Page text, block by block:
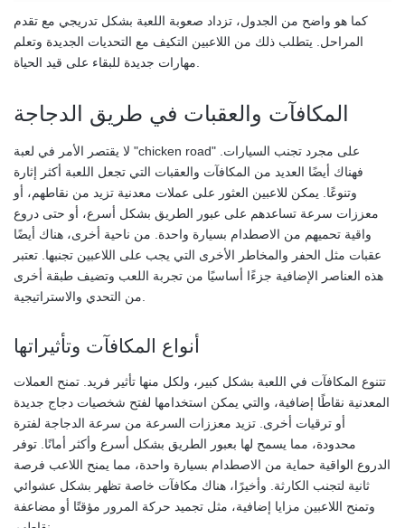
كما هو واضح من الجدول، تزداد صعوبة اللعبة بشكل تدريجي مع تقدم
المراحل. يتطلب ذلك من اللاعبين التكيف مع التحديات الجديدة وتعلم
المكافآت والعقبات في طريق الدجاجة
لا يقتصر الأمر في لعبة "chicken road" على مجرد تجنب السيارات.
فهناك أيضًا العديد من المكافآت والعقبات التي تجعل اللعبة أكثر إثارة
وتنوعًا. يمكن للاعبين العثور على عملات معدنية تزيد من نقاطهم، أو
معززات سرعة تساعدهم على عبور الطريق بشكل أسرع، أو حتى دروع
واقية تحميهم من الاصطدام بسيارة واحدة. من ناحية أخرى، هناك أيضًا
عقبات مثل الحفر والمخاطر الأخرى التي يجب على اللاعبين تجنبها. تعتبر
هذه العناصر الإضافية جزءًا أساسيًا من تجربة اللعب وتضيف طبقة أخرى
أنواع المكافآت وتأثيراتها
تتنوع المكافآت في اللعبة بشكل كبير، ولكل منها تأثير فريد. تمنح العملات
المعدنية نقاطًا إضافية، والتي يمكن استخدامها لفتح شخصيات دجاج جديدة
أو ترقيات أخرى. تزيد معززات السرعة من سرعة الدجاجة لفترة
محدودة، مما يسمح لها بعبور الطريق بشكل أسرع وأكثر أمانًا. توفر
الدروع الواقية حماية من الاصطدام بسيارة واحدة، مما يمنح اللاعب فرصة
ثانية لتجنب الكارثة. وأخيرًا، هناك مكافآت خاصة تظهر بشكل عشوائي
وتمنح اللاعبين مزايا إضافية، مثل تجميد حركة المرور مؤقتًا أو مضاعفة